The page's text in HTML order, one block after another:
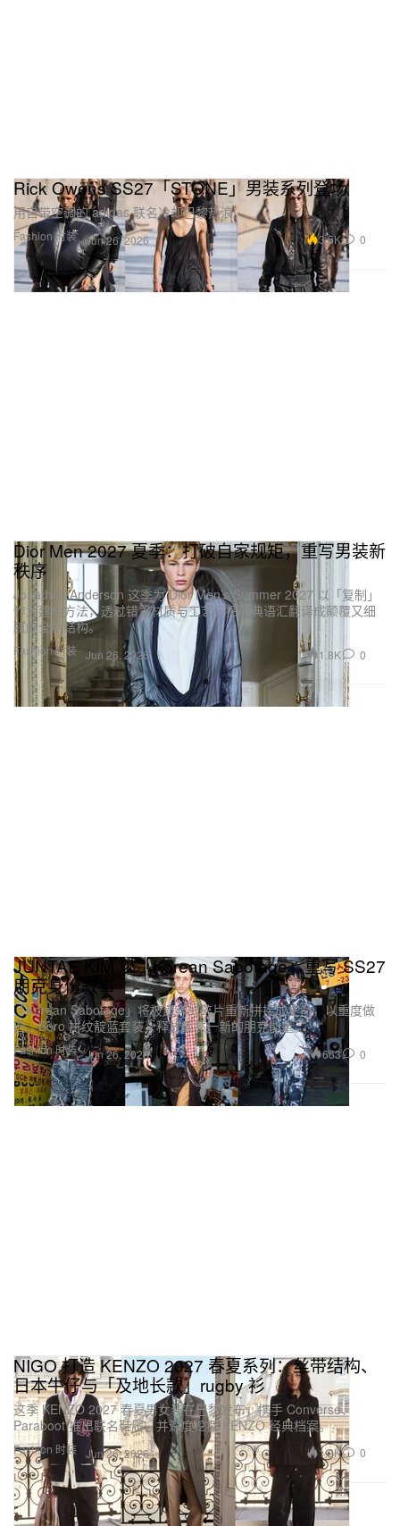
Fashion 时装
Rick Owens SS27「STONE」男装系列登场
用自带空调的 adidas 联名冷却巴黎热浪。
Jun 26, 2026 3.5K 0
Fashion 时装
Dior Men 2027 夏季：打破自家规矩，重写男装新
秩序
Jonathan Anderson 这季为 Dior Men’s Summer 2027 以「复制」
作为建构方法，透过错置材质与工艺，把经典语汇翻译成颠覆又细
腻的全新结构。
Jun 26, 2026 1.8K 0
Fashion 时装
JUNTAE KIM 以「Korean Sabotage」重写 SS27
朋克身份叙事
「Korean Sabotage」将被遗弃的碎片重新拼接成生命，以重度做
旧、Boro 拼纹靛蓝套装，释放截然一新的朋克能量。
Jun 26, 2026 663 0
Fashion 时装
NIGO 打造 KENZO 2027 春夏系列：丝带结构、
日本牛仔与「及地长款」rugby 衫
这季 KENZO 2027 春夏男女装在巴黎发布，携手 Converse、
Paraboot 推出联名鞋履，并深度挖掘 KENZO 经典档案。
Jun 26, 2026 1.2K 0